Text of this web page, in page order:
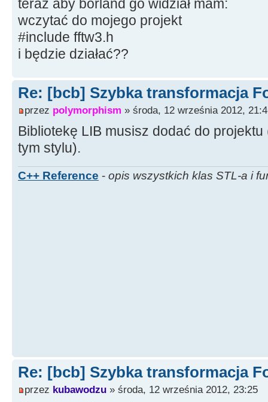
teraz aby borland go widział mam:
wczytać do mojego projekt
#include fftw3.h
i będzie działać??
Re: [bcb] Szybka transformacja
przez polymorphism » środa, 12 września 2012,
Bibliotekę LIB musisz dodać do projektu
tym stylu).
C++ Reference - opis wszystkich klas STL-a i
Re: [bcb] Szybka transformacja
przez kubawodzu » środa, 12 września 2012, 23:25